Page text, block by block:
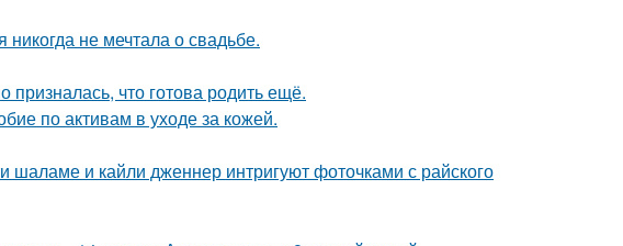
не мечтала о свадьбе.
что готова родить ещё.
по активам в уходе за кожей.
и кайли дженнер интригуют фоточками с райского